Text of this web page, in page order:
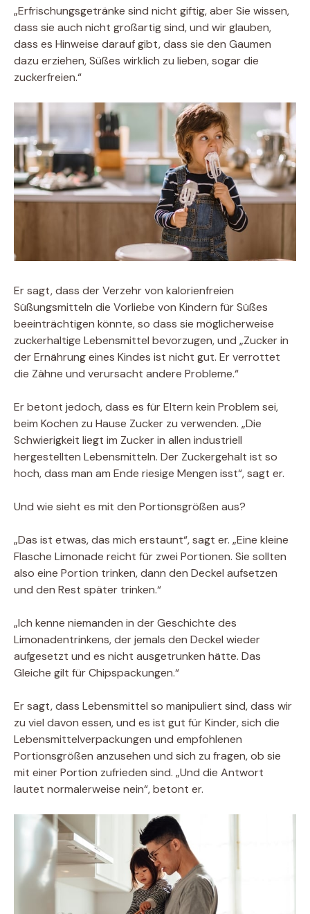
„Erfrischungsgetränke sind nicht giftig, aber Sie wissen,
dass sie auch nicht großartig sind, und wir glauben,
dass es Hinweise darauf gibt, dass sie den Gaumen
dazu erziehen, Süßes wirklich zu lieben, sogar die
zuckerfreien.“
Er sagt, dass der Verzehr von kalorienfreien
Süßungsmitteln die Vorliebe von Kindern für Süßes
beeinträchtigen könnte, so dass sie möglicherweise
zuckerhaltige Lebensmittel bevorzugen, und „Zucker in
der Ernährung eines Kindes ist nicht gut. Er verrottet
die Zähne und verursacht andere Probleme.“
Er betont jedoch, dass es für Eltern kein Problem sei,
beim Kochen zu Hause Zucker zu verwenden. „Die
Schwierigkeit liegt im Zucker in allen industriell
hergestellten Lebensmitteln. Der Zuckergehalt ist so
hoch, dass man am Ende riesige Mengen isst“, sagt er.
Und wie sieht es mit den Portionsgrößen aus?
„Das ist etwas, das mich erstaunt“, sagt er. „Eine kleine
Flasche Limonade reicht für zwei Portionen. Sie sollten
also eine Portion trinken, dann den Deckel aufsetzen
und den Rest später trinken.“
„Ich kenne niemanden in der Geschichte des
Limonadentrinkens, der jemals den Deckel wieder
aufgesetzt und es nicht ausgetrunken hätte. Das
Gleiche gilt für Chipspackungen.“
Er sagt, dass Lebensmittel so manipuliert sind, dass wir
zu viel davon essen, und es ist gut für Kinder, sich die
Lebensmittelverpackungen und empfohlenen
Portionsgrößen anzusehen und sich zu fragen, ob sie
mit einer Portion zufrieden sind. „Und die Antwort
lautet normalerweise nein“, betont er.